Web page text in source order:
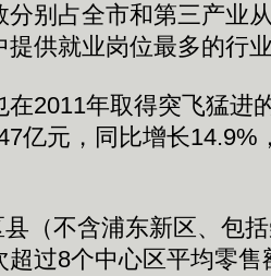
分别占全市和第三产业
提供就业岗位最多的行
2011年取得突飞猛进
亿元，同比增长14.9%
不含浦东新区、包括
超过8个中心区平均零